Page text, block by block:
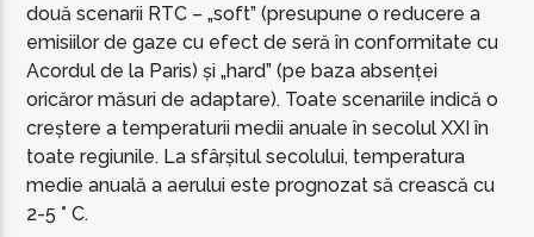
două scenarii RTC – „soft” (presupune o reducere a
emisiilor de gaze cu efect de seră în conformitate cu
Acordul de la Paris) și „hard” (pe baza absenței
oricăror măsuri de adaptare). Toate scenariile indică o
creștere a temperaturii medii anuale în secolul XXI în
toate regiunile. La sfârșitul secolului, temperatura
medie anuală a aerului este prognozat să crească cu
2-5 ° C.